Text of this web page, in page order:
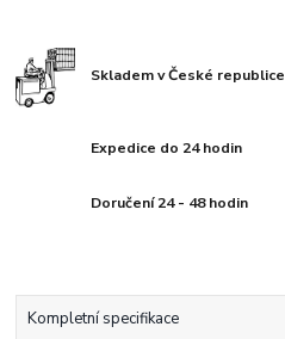
Skladem v České republice
Expedice do 24 hodin
Doručení 24 - 48 hodin
Kompletní specifikace